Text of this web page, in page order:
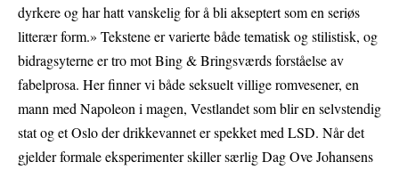
dyrkere og har hatt vanskelig for å bli akseptert som en seriøs
litterær form.» Tekstene er varierte både tematisk og stilistisk, og
bidragsyterne er tro mot Bing & Bringsværds forståelse av
fabelprosa. Her finner vi både seksuelt villige romvesener, en
mann med Napoleon i magen, Vestlandet som blir en selvstendig
stat og et Oslo der drikkevannet er spekket med LSD. Når det
gjelder formale eksperimenter skiller særlig Dag Ove Johansens